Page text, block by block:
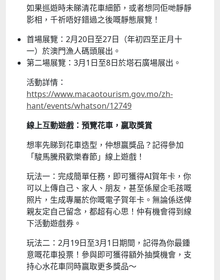
如果巡遊時未睇清花車細節，或者想同佢哋靜靜
影相，千祈唔好錯過之後嘅靜態展覽！
首場展覽：2月20日至27日（年初四至正月十
一）於澳門漁人碼頭展出。
第二場展覽：3月1日至8日於塔石廣場展出。
活動詳情：
https://www.macaotourism.gov.mo/zh-
hant/events/whatson/12749
線上互動遊戲：預覽花車，贏取獎賞
想率先睇到花車造型，仲想贏獎品？記得參加
「駿馬騰飛歡樂春節」線上遊戲！
玩法一：完成簡單任務，即可獲得AI賀年卡，你
可以上傳自己、家人、朋友，甚至係屋企毛孩嘅
照片，生成專屬於你嘅電子賀年卡。無論係送俾
親友定自己留念，都超有心思！仲有機會得到線
下活動遊戲券。
玩法二：2月19日至3月1日期間，記得為你最鍾
意嘅花車投票！參與即可獲得額外抽獎機會，支
持心水花車同時贏取更多獎品～